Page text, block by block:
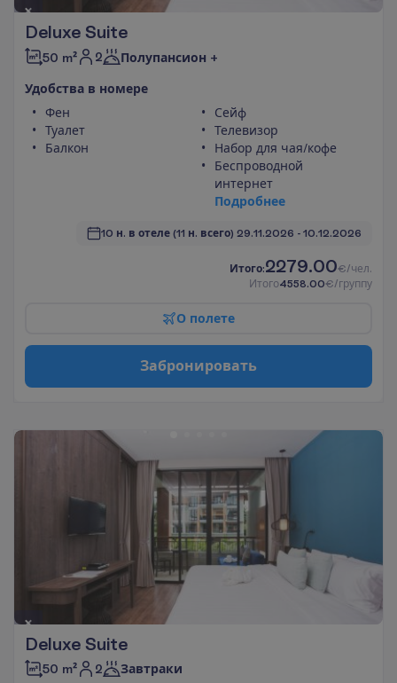
Deluxe Suite
50 m² 2 Полупансион +
Удобства в номере
Фен
Туалет
Балкон
Сейф
Телевизор
Набор для чая/кофе
Беспроводной
интернет
Подробнее
10 н. в отеле (11 н. всего) 29.11.2026 - 10.12.2026
И того:2279.00€/чел.
Итого4558.00€/группу
О полете
Забронировать
Deluxe Suite
50 m² 2 Завтраки